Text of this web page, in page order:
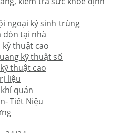
ngoại ký sinh trùng
đón tại nhà
thuật cao
kỹ thuật số
thuật cao
liệu
quản
Tiết Niệu